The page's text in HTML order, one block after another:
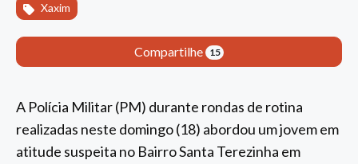
Xaxim
Compartilhe 15
A Polícia Militar (PM) durante rondas de rotina
realizadas neste domingo (18) abordou um jovem em
atitude suspeita no Bairro Santa Terezinha em